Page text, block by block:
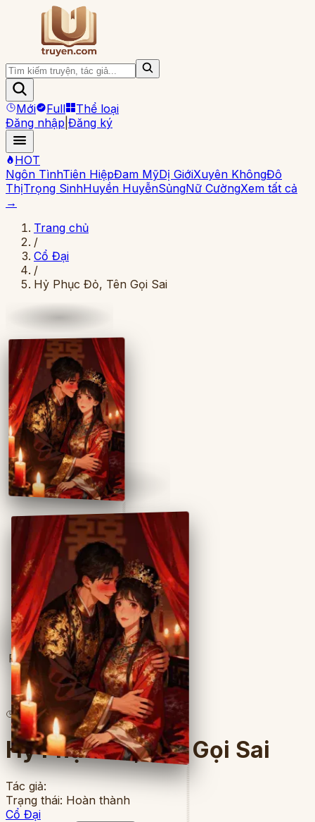
Mới Full
Thể loại
Đăng nhập Đăng ký
HOT
Ngôn TìnhTiên HiệpĐam MỹDị GiớiXuyên KhôngĐô
ThịTrọng SinhHuyền HuyễnSủngNữ CườngXem tất cả
→
Trang chủ
/
Cổ Đại
/
Hỷ Phục Đỏ, Tên Gọi Sai
Full
4lượt đọc 8chương
Hỷ Phục Đỏ, Tên Gọi Sai
Tác giả:
Trạng thái: Hoàn thành
Cổ Đại